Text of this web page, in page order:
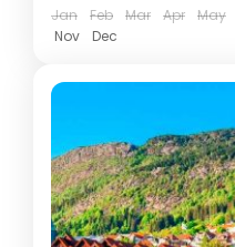
Jan Feb Mar Apr May
Nov
Dec